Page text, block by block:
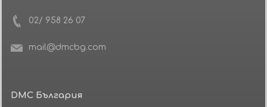
02/ 958 26 07
mail@dmcbg.com
DMC България